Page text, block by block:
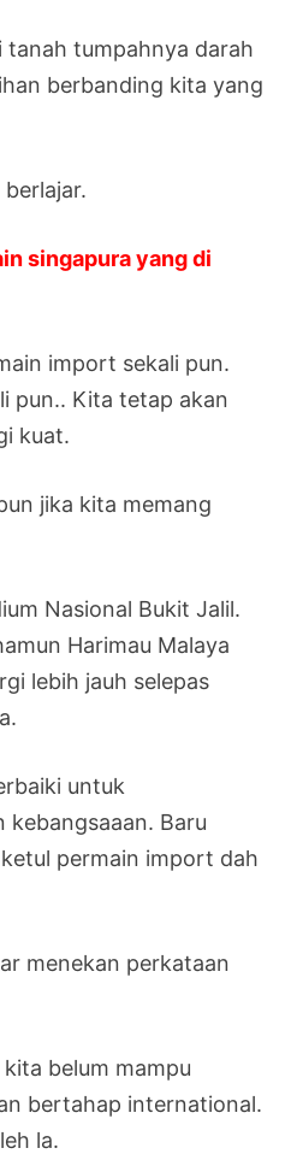
tanah tumpahnya darah
berbanding kita yang
singapura yang di
import sekali pun.
pun.. Kita tetap akan
kuat.
jika kita memang
Nasional Bukit Jalil.
Harimau Malaya
lebih jauh selepas
untuk
kebangsaaan. Baru
permain import dah
menekan perkataan
belum mampu
bertahap international.
la.